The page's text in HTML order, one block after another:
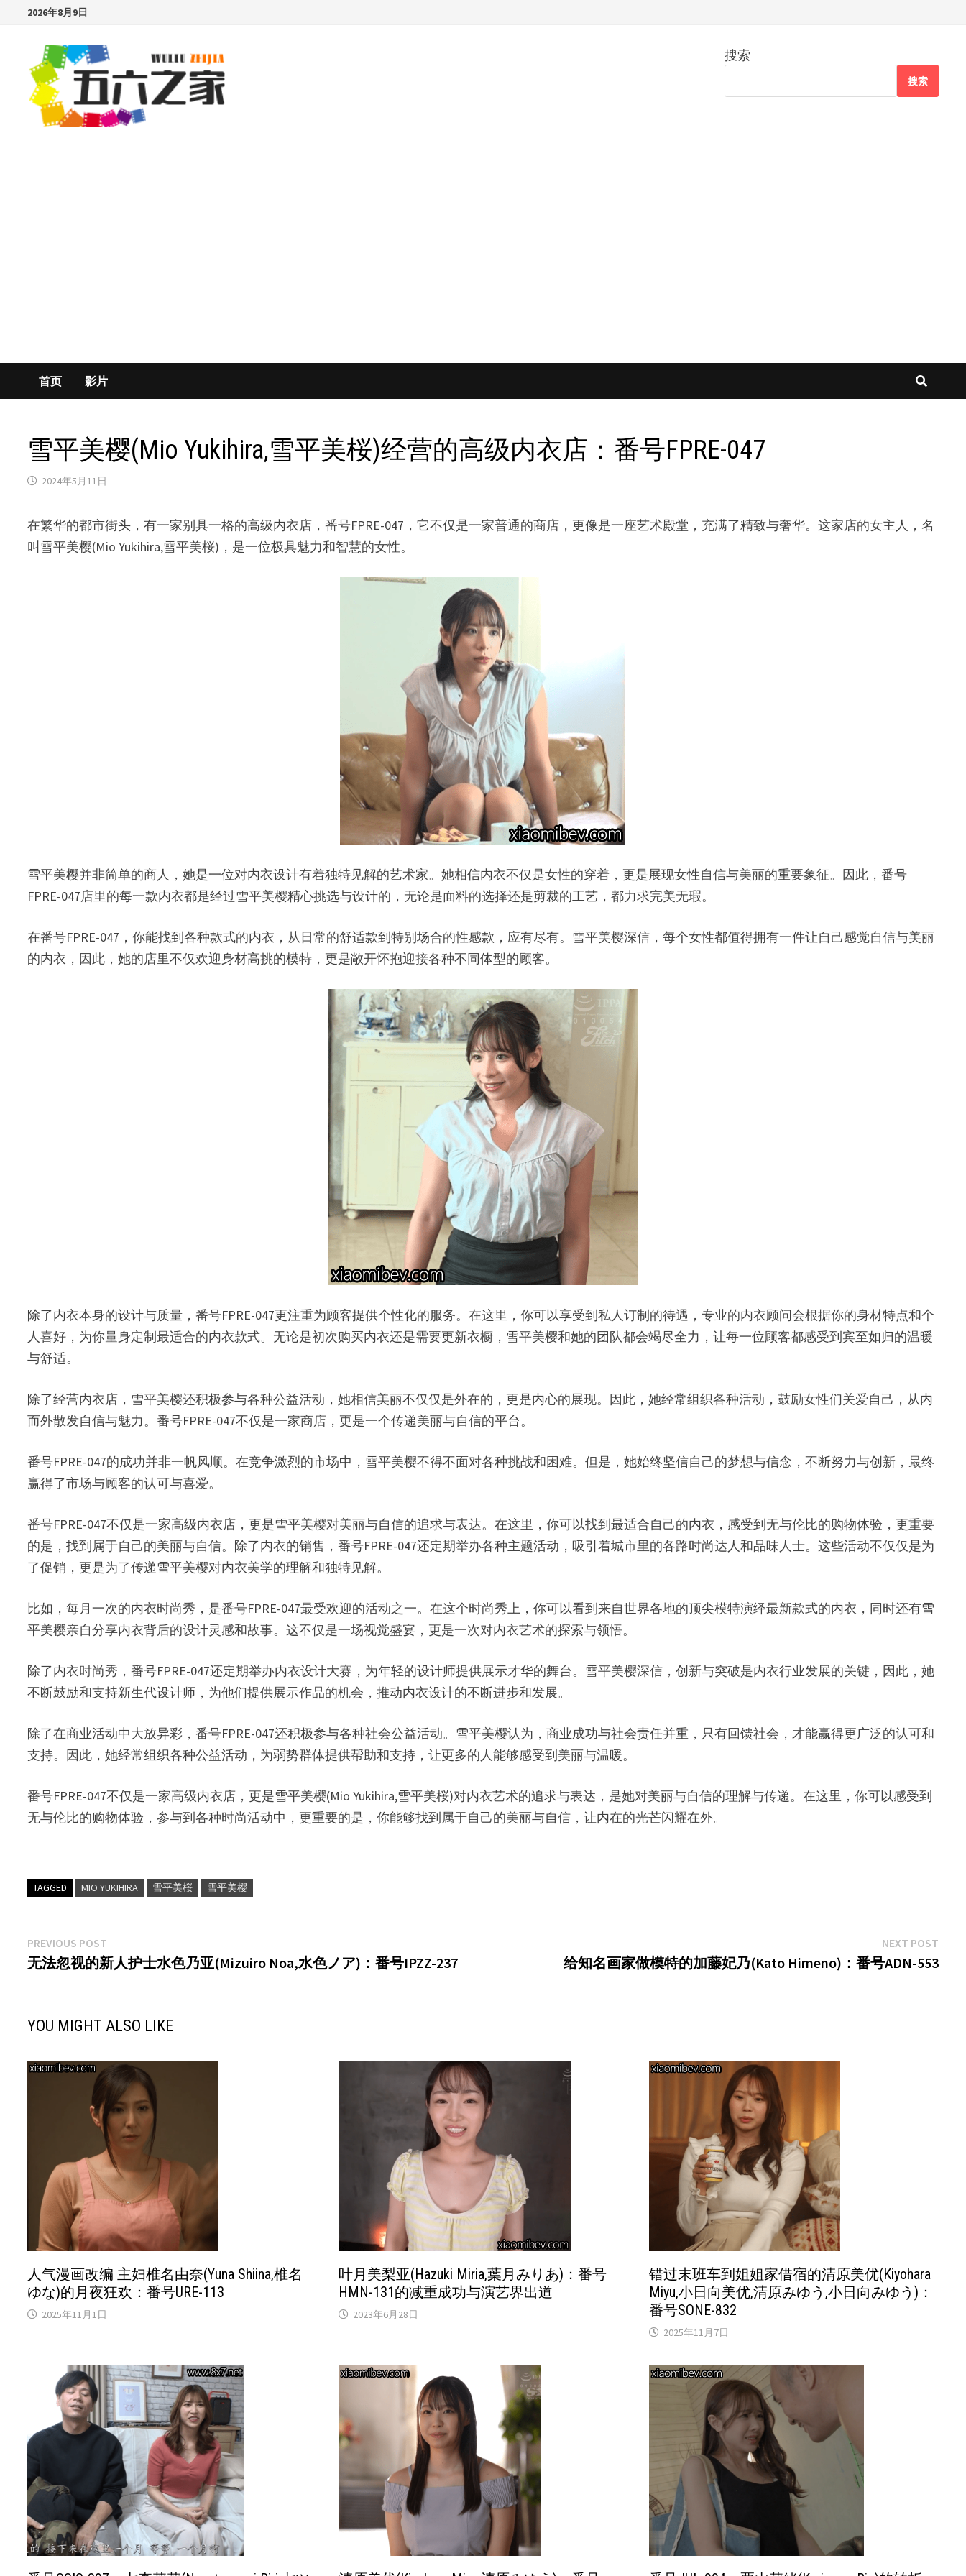
2026年8月9日
搜索
搜索
首页 影片
雪平美樱(Mio Yukihira,雪平美桜)经营的高级内衣店：番号FPRE-047
2024年5月11日
在繁华的都市街头，有一家别具一格的高级内衣店，番号FPRE-047，它不仅是一家普通的商店，更像是一座艺术殿堂，充满了精致与奢华。这家店的女主人，名
叫雪平美樱(Mio Yukihira,雪平美桜)，是一位极具魅力和智慧的女性。
雪平美樱并非简单的商人，她是一位对内衣设计有着独特见解的艺术家。她相信内衣不仅是女性的穿着，更是展现女性自信与美丽的重要象征。因此，番号
FPRE-047店里的每一款内衣都是经过雪平美樱精心挑选与设计的，无论是面料的选择还是剪裁的工艺，都力求完美无瑕。
在番号FPRE-047，你能找到各种款式的内衣，从日常的舒适款到特别场合的性感款，应有尽有。雪平美樱深信，每个女性都值得拥有一件让自己感觉自信与美丽
的内衣，因此，她的店里不仅欢迎身材高挑的模特，更是敞开怀抱迎接各种不同体型的顾客。
除了内衣本身的设计与质量，番号FPRE-047更注重为顾客提供个性化的服务。在这里，你可以享受到私人订制的待遇，专业的内衣顾问会根据你的身材特点和个
人喜好，为你量身定制最适合的内衣款式。无论是初次购买内衣还是需要更新衣橱，雪平美樱和她的团队都会竭尽全力，让每一位顾客都感受到宾至如归的温暖
与舒适。
除了经营内衣店，雪平美樱还积极参与各种公益活动，她相信美丽不仅仅是外在的，更是内心的展现。因此，她经常组织各种活动，鼓励女性们关爱自己，从内
而外散发自信与魅力。番号FPRE-047不仅是一家商店，更是一个传递美丽与自信的平台。
番号FPRE-047的成功并非一帆风顺。在竞争激烈的市场中，雪平美樱不得不面对各种挑战和困难。但是，她始终坚信自己的梦想与信念，不断努力与创新，最终
赢得了市场与顾客的认可与喜爱。
番号FPRE-047不仅是一家高级内衣店，更是雪平美樱对美丽与自信的追求与表达。在这里，你可以找到最适合自己的内衣，感受到无与伦比的购物体验，更重要
的是，找到属于自己的美丽与自信。除了内衣的销售，番号FPRE-047还定期举办各种主题活动，吸引着城市里的各路时尚达人和品味人士。这些活动不仅仅是为
了促销，更是为了传递雪平美樱对内衣美学的理解和独特见解。
比如，每月一次的内衣时尚秀，是番号FPRE-047最受欢迎的活动之一。在这个时尚秀上，你可以看到来自世界各地的顶尖模特演绎最新款式的内衣，同时还有雪
平美樱亲自分享内衣背后的设计灵感和故事。这不仅是一场视觉盛宴，更是一次对内衣艺术的探索与领悟。
除了内衣时尚秀，番号FPRE-047还定期举办内衣设计大赛，为年轻的设计师提供展示才华的舞台。雪平美樱深信，创新与突破是内衣行业发展的关键，因此，她
不断鼓励和支持新生代设计师，为他们提供展示作品的机会，推动内衣设计的不断进步和发展。
除了在商业活动中大放异彩，番号FPRE-047还积极参与各种社会公益活动。雪平美樱认为，商业成功与社会责任并重，只有回馈社会，才能赢得更广泛的认可和
支持。因此，她经常组织各种公益活动，为弱势群体提供帮助和支持，让更多的人能够感受到美丽与温暖。
番号FPRE-047不仅是一家高级内衣店，更是雪平美樱(Mio Yukihira,雪平美桜)对内衣艺术的追求与表达，是她对美丽与自信的理解与传递。在这里，你可以感受到
无与伦比的购物体验，参与到各种时尚活动中，更重要的是，你能够找到属于自己的美丽与自信，让内在的光芒闪耀在外。
TAGGED MIO YUKIHIRA 雪平美桜 雪平美樱
文
章
航
PREVIOUS POST
post:
无法忽视的新人护士水色乃亚(Mizuiro Noa,水色ノア)：番号IPZZ-237
NEXT POSTNext
post:
给知名画家做模特的加藤妃乃(Kato Himeno)：番号ADN-553
YOU MIGHT ALSO LIKE
人气漫画改编 主妇椎名由奈(Yuna Shiina,椎名
ゆな)的月夜狂欢：番号URE-113
2025年11月1日
叶月美梨亚(Hazuki Miria,葉月みりあ)：番号
HMN-131的减重成功与演艺界出道
2023年6月28日
错过末班车到姐姐家借宿的清原美优(Kiyohara
Miyu,小日向美优,清原みゆう,小日向みゆう)：
番号SONE-832
2025年11月7日